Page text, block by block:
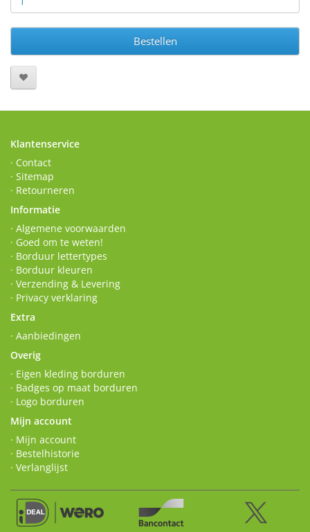
Bestellen
Klantenservice
· Contact
· Sitemap
· Retourneren
Informatie
· Algemene voorwaarden
· Goed om te weten!
· Borduur lettertypes
· Borduur kleuren
· Verzending & Levering
· Privacy verklaring
Extra
· Aanbiedingen
Overig
· Eigen kleding borduren
· Badges op maat borduren
· Logo borduren
Mijn account
· Mijn account
· Bestelhistorie
· Verlanglijst